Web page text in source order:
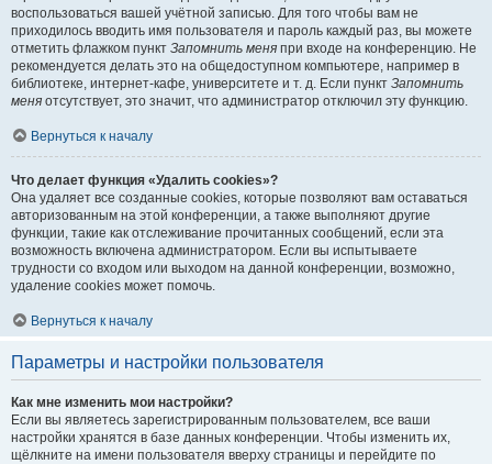
воспользоваться вашей учётной записью. Для того чтобы вам не
приходилось вводить имя пользователя и пароль каждый раз, вы можете
отметить флажком пункт Запомнить меня при входе на конференцию. Не
рекомендуется делать это на общедоступном компьютере, например в
библиотеке, интернет-кафе, университете и т. д. Если пункт Запомнить
меня отсутствует, это значит, что администратор отключил эту функцию.
Вернуться к началу
Что делает функция «Удалить cookies»?
Она удаляет все созданные cookies, которые позволяют вам оставаться
авторизованным на этой конференции, а также выполняют другие
функции, такие как отслеживание прочитанных сообщений, если эта
возможность включена администратором. Если вы испытываете
трудности со входом или выходом на данной конференции, возможно,
удаление cookies может помочь.
Вернуться к началу
Параметры и настройки пользователя
Как мне изменить мои настройки?
Если вы являетесь зарегистрированным пользователем, все ваши
настройки хранятся в базе данных конференции. Чтобы изменить их,
щёлкните на имени пользователя вверху страницы и перейдите по